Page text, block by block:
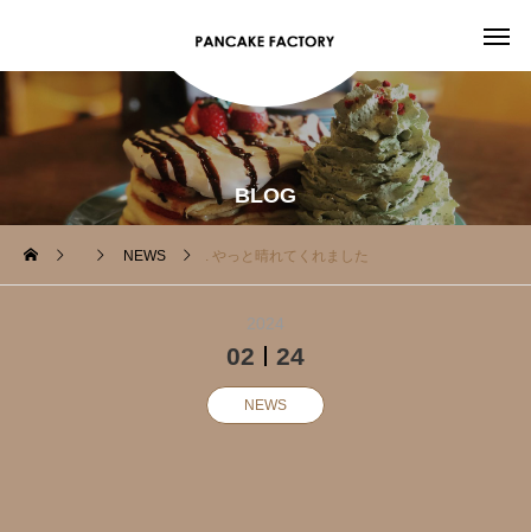
BLOG
NEWS . やっと晴れてくれました️
2024
02 24
NEWS